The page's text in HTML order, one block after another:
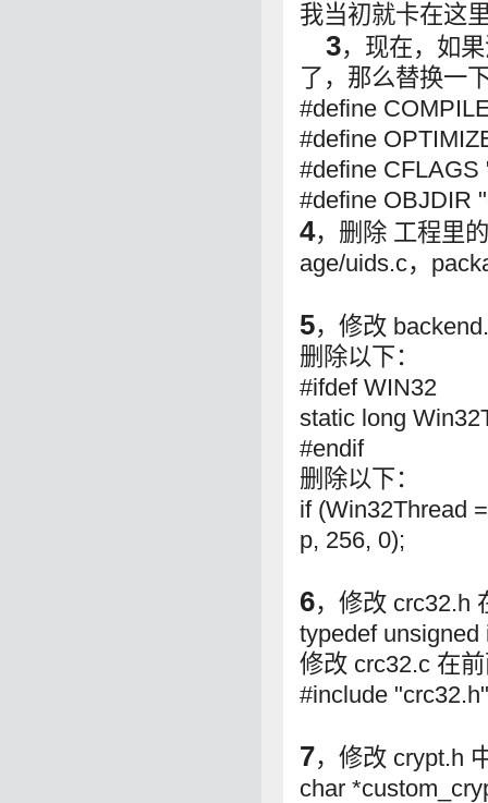
我当初就卡在这
3，现在，如
了，那么替换一
#define
#define
#define
#define OBJDIR
4，删除 工程里
age/uids.c，
5，修改
删除以下：
#ifdef WIN32
static long
#endif
删除以下：
if (Win32Thread
p, 256, 0);
6，修改 crc32.h
typedef
修改 crc32.c 在
#include
7，修改 crypt.h
char